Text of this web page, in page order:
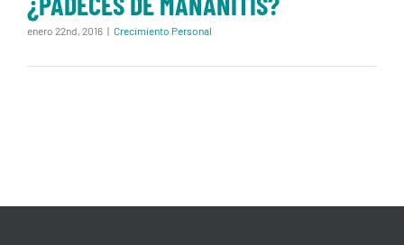
enero 22nd, 2016 | Crecimiento Personal